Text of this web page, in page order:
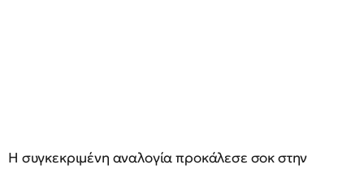
Η συγκεκριμένη αναλογία προκάλεσε σοκ στην